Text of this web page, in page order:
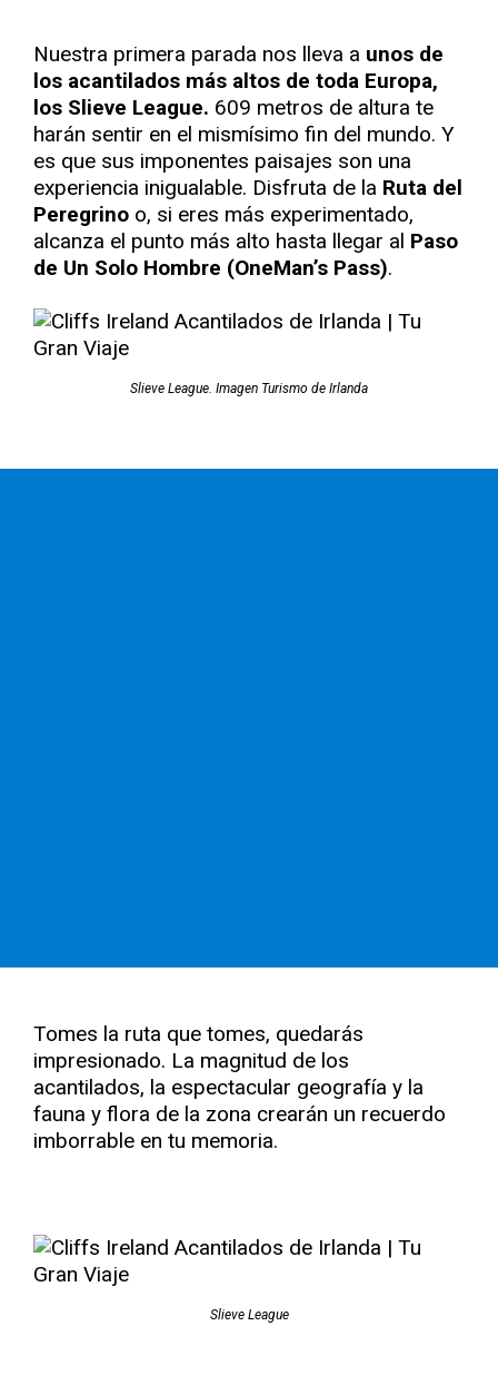
Nuestra primera parada nos lleva a unos de
los acantilados más altos de toda Europa,
los Slieve League. 609 metros de altura te
harán sentir en el mismísimo fin del mundo. Y
es que sus imponentes paisajes son una
experiencia inigualable. Disfruta de la Ruta del
Peregrino o, si eres más experimentado,
alcanza el punto más alto hasta llegar al Paso
de Un Solo Hombre (OneMan’s Pass).
Slieve League. Imagen Turismo de Irlanda
Tomes la ruta que tomes, quedarás
impresionado. La magnitud de los
acantilados, la espectacular geografía y la
fauna y flora de la zona crearán un recuerdo
imborrable en tu memoria.
Slieve League